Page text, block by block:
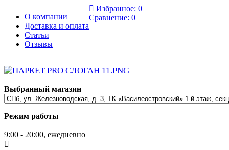
О компании
Доставка и оплата
Статьи
Отзывы
Избранное: 0
Сравнение: 0
Выбранный магазин
Режим работы
9:00 - 20:00, ежедневно